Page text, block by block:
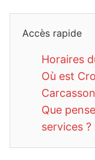
Accès rapide
Horaires
Où est
Que
services ?